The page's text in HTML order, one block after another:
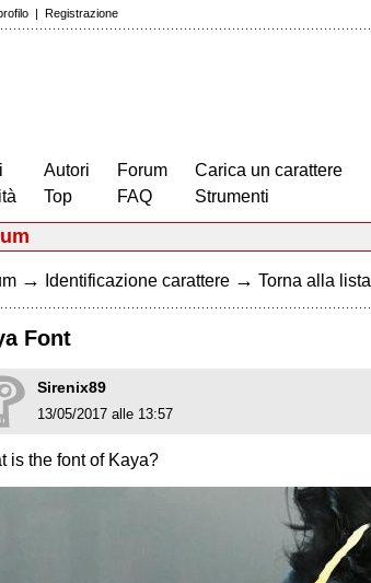
| Registrazione
Autori
Top
Forum
FAQ
Carica un carattere
Strumenti
→ Identificazione carattere → Torna alla lista
Font
Sirenix89
13/05/2017 alle 13:57
is the font of Kaya?